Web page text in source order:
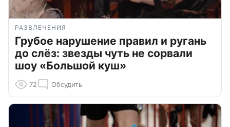
РАЗВЛЕЧЕНИЯ
Грубое нарушение правил и ругань
до слёз: звезды чуть не сорвали
шоу «Большой куш»
72 Обсудить